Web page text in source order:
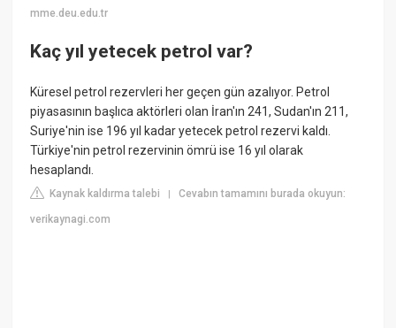
mme.deu.edu.tr
Kaç yıl yetecek petrol var?
Küresel petrol rezervleri her geçen gün azalıyor. Petrol
piyasasının başlıca aktörleri olan İran'ın 241, Sudan'ın 211,
Suriye'nin ise 196 yıl kadar yetecek petrol rezervi kaldı.
Türkiye'nin petrol rezervinin ömrü ise 16 yıl olarak
hesaplandı.
Kaynak kaldırma talebi |Cevabın tamamını burada okuyun:
verikaynagi.com